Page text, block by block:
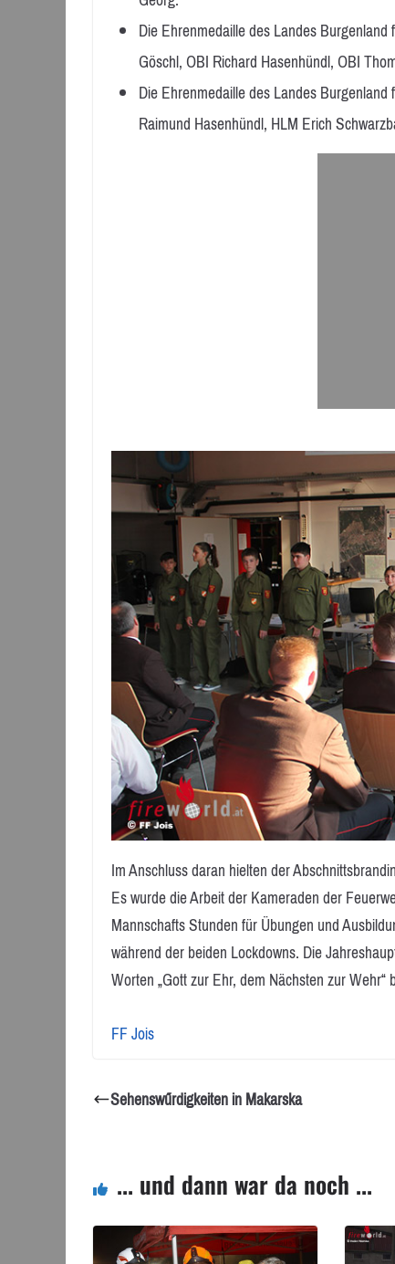
Die Ehrenmedaille des Landes
Göschl, OBI Richard Hasenhündl, OBI
Die Ehrenmedaille des Landes
Raimund Hasenhündl, HLM Erich
Im Anschluss daran hielten der
Es wurde die Arbeit der Kameraden der
Mannschafts Stunden für Übungen und
während der beiden Lockdowns. Die
Worten „Gott zur Ehr, dem Nächsten zur Wehr“
FF Jois
Sehenswűrdigkeiten in Makarska
... und dann war da noch ...